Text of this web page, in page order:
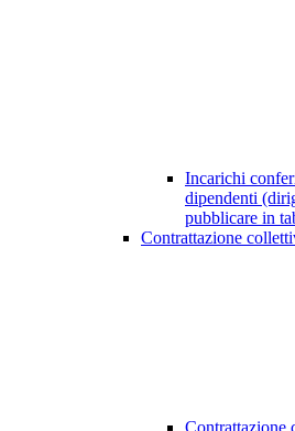
Incarichi
dipendenti
pubblicare in
Contrattazione